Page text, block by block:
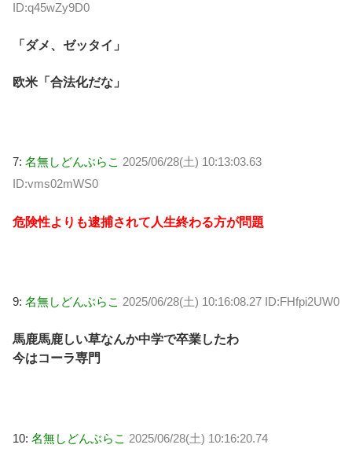
ID:q45wZy9D0
「ダメ、ゼッタイ」
欧米「合法化だな」
7: 名無しどんぶらこ 2025/06/28(土) 10:13:03.63
ID:vms02mWS0
危険性よりも逮捕されて人生終わる方が問題
9: 名無しどんぶらこ 2025/06/28(土) 10:16:08.27 ID:FHfpi2UW0
馬鹿馬鹿しい草なんか中学で卒業したわ
今はコーラ専門
10: 名無しどんぶらこ 2025/06/28(土) 10:16:20.74